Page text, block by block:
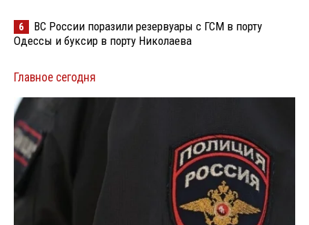
6
ВС России поразили резервуары с ГСМ в порту
Одессы и буксир в порту Николаева
Главное сегодня